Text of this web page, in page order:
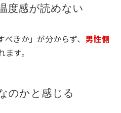
度感が読めない
べきか」が分からず、 男性側
す。
のかと感じる